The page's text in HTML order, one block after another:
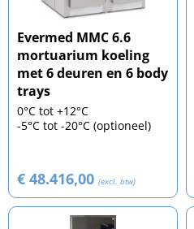
Evermed MMC 6.6
mortuarium koeling
met 6 deuren en 6 body
trays
0°C tot +12°C
-5°C tot -20°C (optioneel)
€ 48.416,00 (excl. btw)